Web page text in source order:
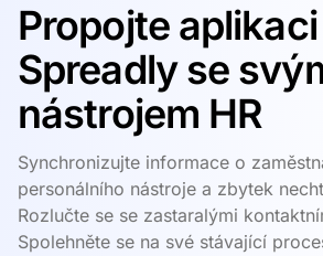
Propojte aplikaci
Spreadly se
nástrojem HR
Synchronizujte informace o
personálního nástroje a zbytek
Rozlučte se se zastaralými
Spolehněte se na své stávající